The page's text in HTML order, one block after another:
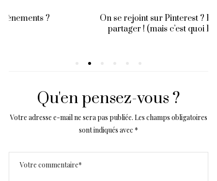
On se rejoint sur Pinterest ? Epingler c’est
partager ! (mais c’est quoi Pinterest ?)
Qu'en pensez-vous ?
Votre adresse e-mail ne sera pas publiée. Les champs obligatoires
sont indiqués avec *